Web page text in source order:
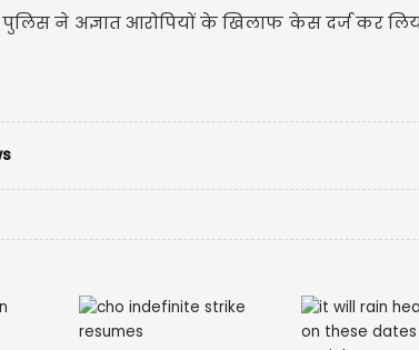
पुलिस ने अज्ञात आरोपियों के खिलाफ केस दर्ज कर